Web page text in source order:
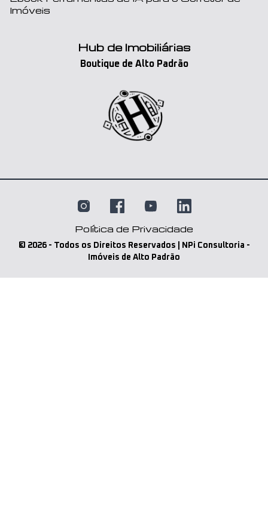
Imóveis
Hub de Imobiliárias
Boutique de Alto Padrão
Política de Privacidade
© 2026- Todos os Direitos Reservados | NPi Consultoria -
Imóveis de Alto Padrão